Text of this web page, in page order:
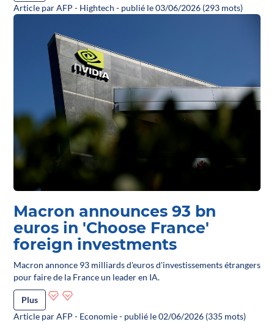
Article par AFP - Hightech - publié le 03/06/2026 (293 mots)
Macron announces 93 bn
euros in 'Choose France'
foreign investments
Macron annonce 93 milliards d'euros d'investissements étrangers
pour faire de la France un leader en IA.
Plus
Article par AFP - Economie - publié le 02/06/2026 (335 mots)